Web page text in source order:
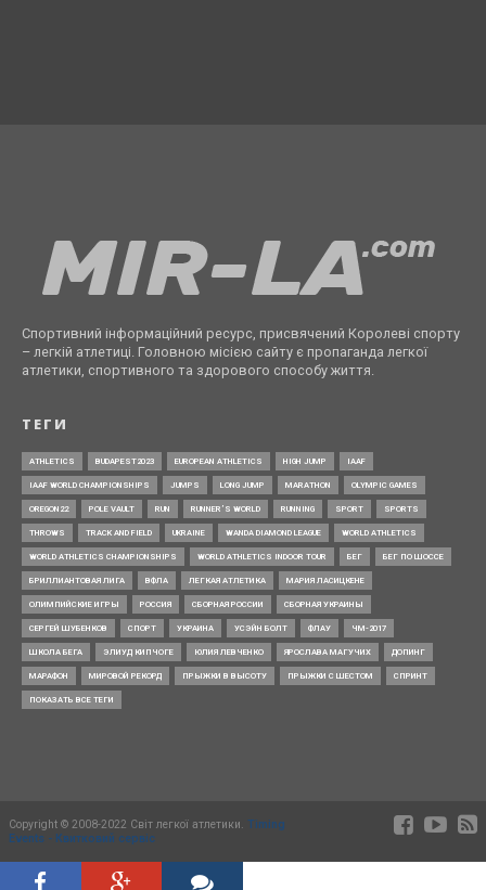
Спортивний інформаційний ресурс, присвячений Королеві спорту
– легкій атлетиці. Головною місією сайту є пропаганда легкої
атлетики, спортивного та здорового способу життя.
ТЕГИ
ATHLETICS BUDAPEST2023 EUROPEAN ATHLETICS HIGH JUMP IAAF
IAAF WORLD CHAMPIONSHIPS JUMPS LONG JUMP MARATHON OLYMPIC GAMES
OREGON22 POLE VAULT RUN RUNNER’S WORLD RUNNING SPORT SPORTS
THROWS TRACK AND FIELD UKRAINE WANDA DIAMOND LEAGUE WORLD ATHLETICS
WORLD ATHLETICS CHAMPIONSHIPS WORLD ATHLETICS INDOOR TOUR БЕГ БЕГ ПО ШОССЕ
БРИЛЛИАНТОВАЯ ЛИГА ВФЛА ЛЕГКАЯ АТЛЕТИКА МАРИЯ ЛАСИЦКЕНЕ
ОЛИМПИЙСКИЕ ИГРЫ РОССИЯ СБОРНАЯ РОССИИ СБОРНАЯ УКРАИНЫ
СЕРГЕЙ ШУБЕНКОВ СПОРТ УКРАИНА УСЭЙН БОЛТ ФЛАУ ЧМ-2017
ШКОЛА БЕГА ЭЛИУД КИПЧОГЕ ЮЛИЯ ЛЕВЧЕНКО ЯРОСЛАВА МАГУЧИХ ДОПИНГ
МАРАФОН МИРОВОЙ РЕКОРД ПРЫЖКИ В ВЫСОТУ ПРЫЖКИ С ШЕСТОМ СПРИНТ
ПОКАЗАТЬ ВСЕ ТЕГИ
Copyright © 2008-2022 Світ легкої атлетики. Timing
Events - Квитковий сервіс